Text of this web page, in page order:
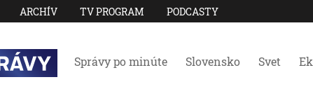
ARCHÍV TV PROGRAM PODCASTY
Správy po minúte Slovensko Svet